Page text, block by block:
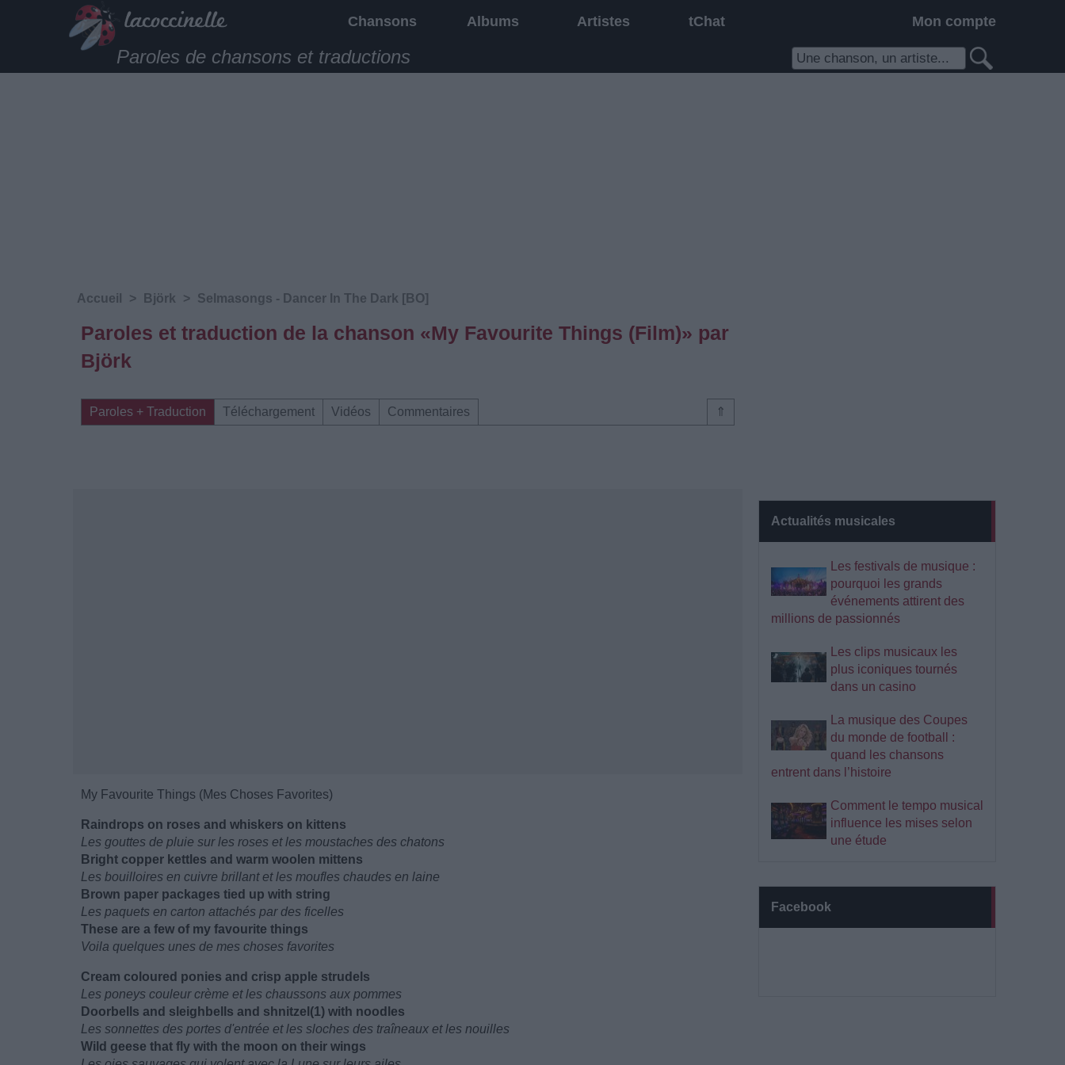
Chansons Albums Artistes tChat Mon compte
Paroles de chansons et traductions
Actualités musicales
Les festivals de musique :
pourquoi les grands
événements attirent des
millions de passionnés
Les clips musicaux les
plus iconiques tournés
dans un casino
La musique des Coupes
du monde de football :
quand les chansons
entrent dans l’histoire
Comment le tempo musical
influence les mises selon
une étude
Facebook
Accueil > Björk > Selmasongs - Dancer In The Dark [BO]
Paroles et traduction de la chanson «My Favourite Things (Film)» par
Björk
⇑
Paroles + Traduction Téléchargement Vidéos Commentaires
My Favourite Things (Mes Choses Favorites)
Raindrops on roses and whiskers on kittens
Les gouttes de pluie sur les roses et les moustaches des chatons
Bright copper kettles and warm woolen mittens
Les bouilloires en cuivre brillant et les moufles chaudes en laine
Brown paper packages tied up with string
Les paquets en carton attachés par des ficelles
These are a few of my favourite things
Voila quelques unes de mes choses favorites
Cream coloured ponies and crisp apple strudels
Les poneys couleur crème et les chaussons aux pommes
Doorbells and sleighbells and shnitzel(1) with noodles
Les sonnettes des portes d'entrée et les sloches des traîneaux et les nouilles
Wild geese that fly with the moon on their wings